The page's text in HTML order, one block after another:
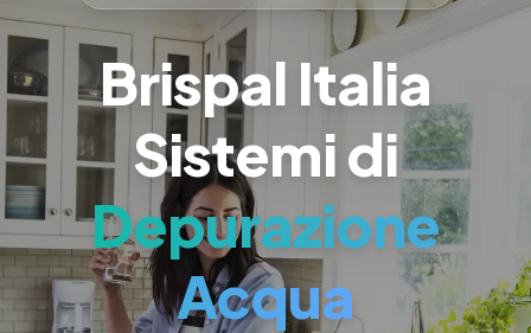
Brispal Italia
Sistemi di
Depurazione
Acqua